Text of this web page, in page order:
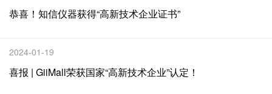
恭喜！知信仪器获得“高新技术企业证书”
2024-01-19
喜报 | GiiMall荣获国家“高新技术企业”认定！